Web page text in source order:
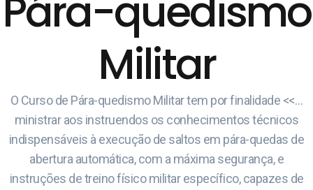
Pára-quedismo
Militar
O Curso de Pára-quedismo Militar tem por finalidade <<…
ministrar aos instruendos os conhecimentos técnicos
indispensáveis à execução de saltos em pára-quedas de
abertura automática, com a máxima segurança, e
instruções de treino físico militar específico, capazes de